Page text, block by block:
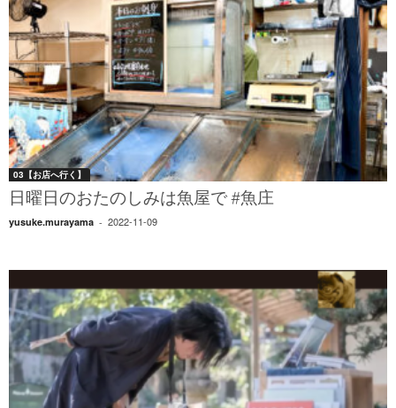
03【お店へ行く】
日曜日のおたのしみは魚屋で #魚庄
yusuke.murayama - 2022-11-09